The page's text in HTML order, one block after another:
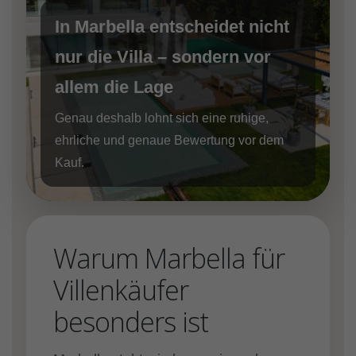
In Marbella entscheidet nicht
nur die Villa – sondern vor
allem die Lage
Genau deshalb lohnt sich eine ruhige,
ehrliche und genaue Bewertung vor dem
Kauf.
Warum Marbella für
Villenkäufer
besonders ist